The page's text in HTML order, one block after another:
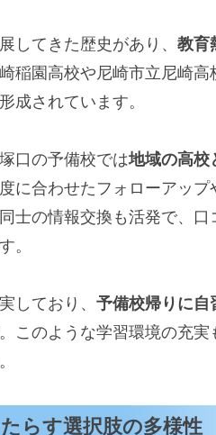
してきた歴史があり、 教育
稲園高校や尼崎市立尼崎高
成されています。
口の予備校では地域の高校
に合わせたフォローアッ
士の情報交換も活発で、
。
しており、 予備校帰りに自
このような学習環境の充
らす選択肢の多様性